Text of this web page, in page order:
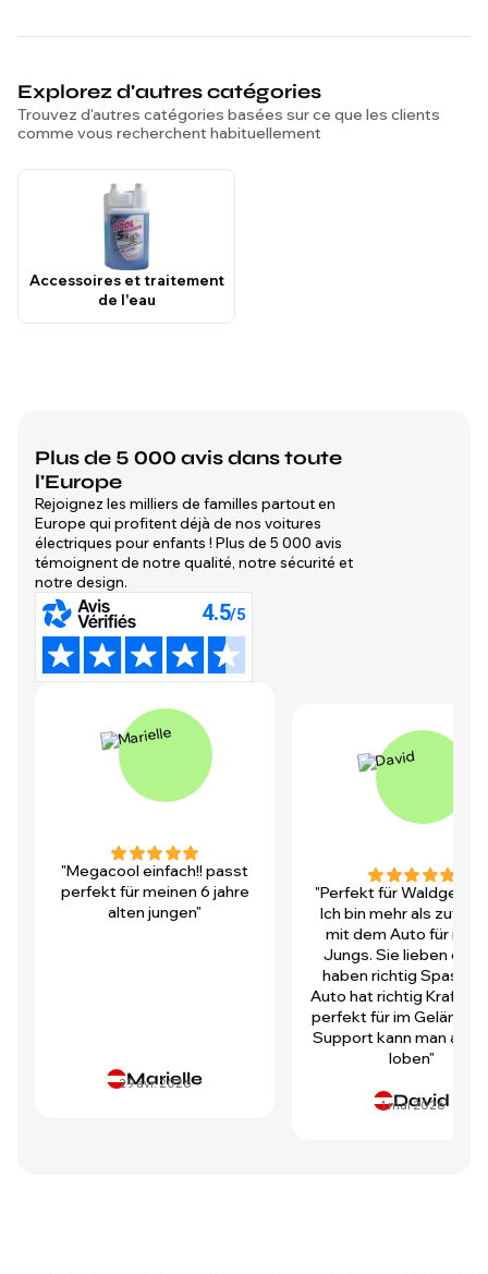
Explorez d'autres catégories
Trouvez d'autres catégories basées sur ce que les clients
comme vous recherchent habituellement
Accessoires et traitement
de l'eau
Plus de 5 000 avis dans toute
l'Europe
Rejoignez les milliers de familles partout en
Europe qui profitent déjà de nos voitures
électriques pour enfants ! Plus de 5 000 avis
témoignent de notre qualité, notre sécurité et
notre design.
"Megacool einfach!! passt
perfekt für meinen 6 jahre
alten jungen"
Marielle
29 avr. 2026
"Perfekt für
Ich bin mehr als
mit dem Auto für
Jungs. Sie lieben es
haben richtig Spass!
Auto hat richtig Kraft
perfekt für im Gelände.
Support kann man auch
loben"
David
1 mai 2026